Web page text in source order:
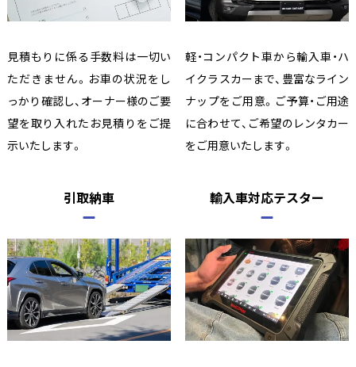
見積もりに係る手数料は一切い
ただきません。お車の状況をし
っかり確認し、オーナー様のご要
望を取り入れたお見積りをご提
示いたします。
軽・コンパクト車から輸入車・ハ
イクラスカーまで、豊富なライン
ナップをご用意。ご予算・ご用途
に合わせて、ご希望のレンタカー
をご用意いたします。
引取納車 輸入車対応テスター